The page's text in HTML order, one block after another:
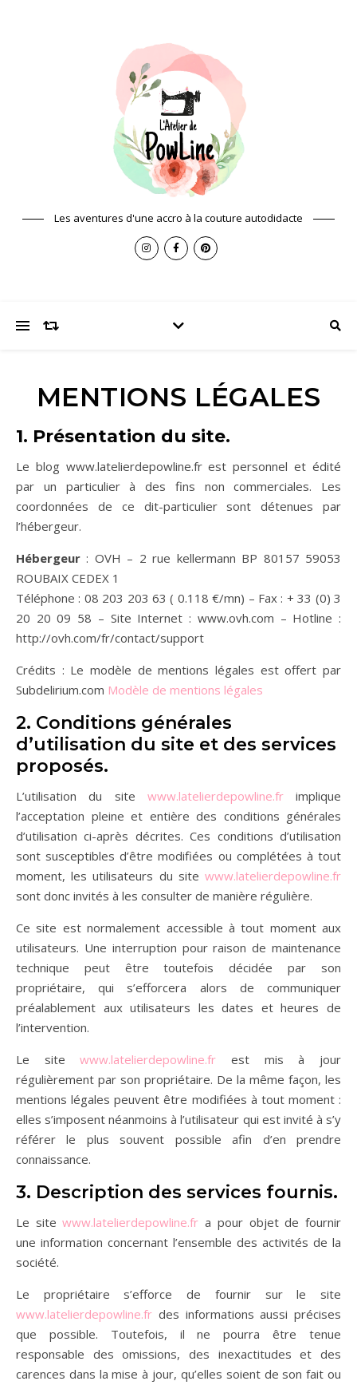
Les aventures d'une accro à la couture autodidacte
MENTIONS LÉGALES
1. Présentation du site.
Le blog www.latelierdepowline.fr est personnel et édité
par un particulier à des fins non commerciales. Les
coordonnées de ce dit-particulier sont détenues par
l’hébergeur.
Hébergeur : OVH – 2 rue kellermann BP 80157 59053
ROUBAIX CEDEX 1
Téléphone : 08 203 203 63 ( 0.118 €/mn) – Fax : + 33 (0) 3
20 20 09 58 – Site Internet : www.ovh.com – Hotline :
http://ovh.com/fr/contact/support
Crédits : Le modèle de mentions légales est offert par
Subdelirium.com Modèle de mentions légales
2. Conditions générales
d’utilisation du site et des services
proposés.
L’utilisation du site www.latelierdepowline.frimplique
l’acceptation pleine et entière des conditions générales
d’utilisation ci-après décrites. Ces conditions d’utilisation
sont susceptibles d’être modifiées ou complétées à tout
moment, les utilisateurs du site www.latelierdepowline.fr
sont donc invités à les consulter de manière régulière.
Ce site est normalement accessible à tout moment aux
utilisateurs. Une interruption pour raison de maintenance
technique peut être toutefois décidée par son
propriétaire, qui s’efforcera alors de communiquer
préalablement aux utilisateurs les dates et heures de
l’intervention.
Le sitewww.latelierdepowline.fr est mis à jour
régulièrement par son propriétaire. De la même façon, les
mentions légales peuvent être modifiées à tout moment :
elles s’imposent néanmoins à l’utilisateur qui est invité à s’y
référer le plus souvent possible afin d’en prendre
connaissance.
3. Description des services fournis.
Le sitewww.latelierdepowline.fr a pour objet de fournir
une information concernant l’ensemble des activités de la
société.
Le propriétaire s’efforce de fournir sur le site
www.latelierdepowline.fr des informations aussi précises
que possible. Toutefois, il ne pourra être tenue
responsable des omissions, des inexactitudes et des
carences dans la mise à jour, qu’elles soient de son fait ou